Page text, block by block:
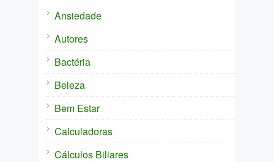
Ansiedade
Autores
Bactéria
Beleza
Bem Estar
Calculadoras
Cálculos Biliares